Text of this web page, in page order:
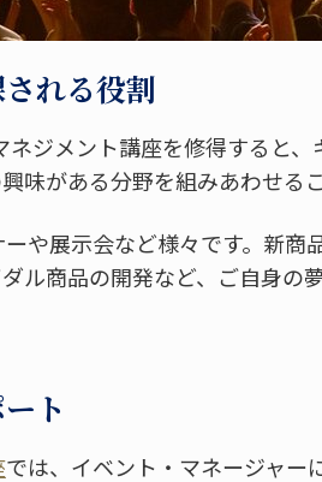
れる役割
ジメント講座を修得すると
味がある分野を組みあわせる
や展示会など様々です。新商
ル商品の開発など、ご自身の
ト
では、イベント・マネージャー